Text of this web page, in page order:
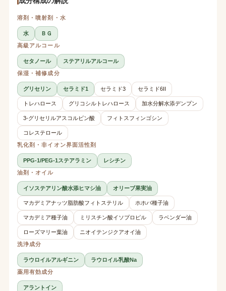
溶剤・噴射剤・水
水
ＢＧ
高級アルコール
セタノール
ステアリルアルコール
保湿・補修成分
グリセリン セラミド1 セラミド3 セラミド6II
トレハロース グリコシルトレハロース 加水分解水添デンプン
3-グリセリルアスコルビン酸 フィトスフィンゴシン
コレステロール
乳化剤・非イオン界面活性剤
PPG-1/PEG-1ステアラミン
レシチン
油剤・オイル
イソステアリン酸水添ヒマシ油 オリーブ果実油
マカデミアナッツ脂肪酸フィトステリル ホホバ種子油
マカデミア種子油 ミリスチン酸イソプロピル ラベンダー油
ローズマリー葉油
ニオイテンジクアオイ油
洗浄成分
ラウロイルアルギニン
ラウロイル乳酸Na
薬用有効成分
アラントイン